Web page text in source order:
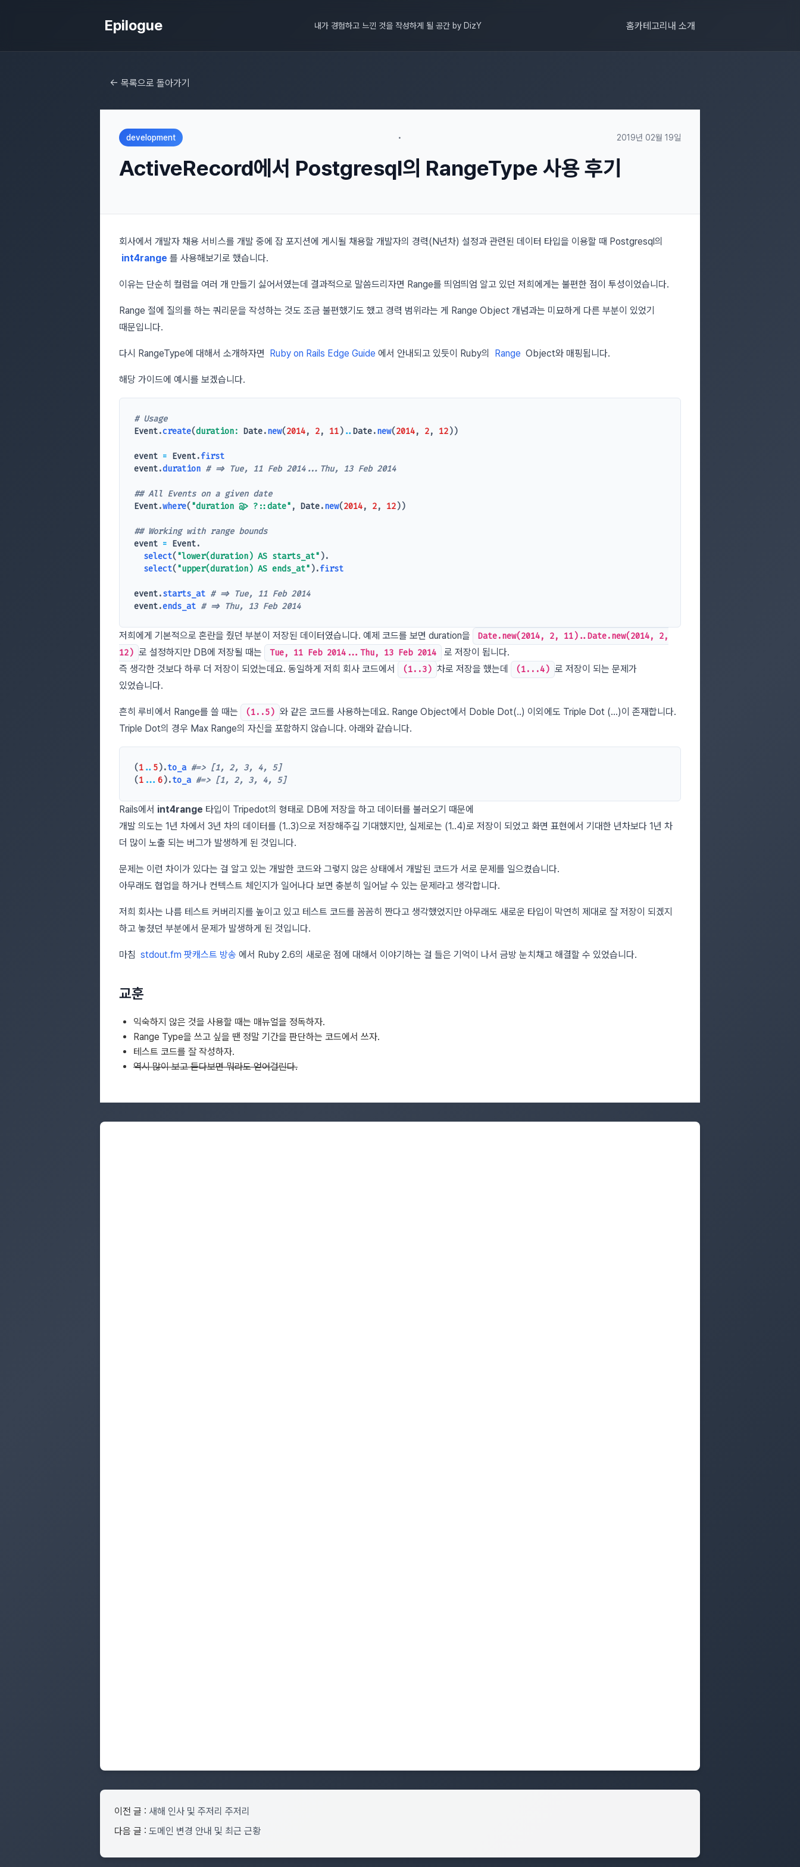
Epilogue 내가 경험하고 느낀 것을 작성하게 될 공간 by DizY 홈카테고리 내 소개
← 목록으로 돌아가기
development • 2019년 02월 19일
ActiveRecord에서 Postgresql의 RangeType 사용 후기
회사에서 개발자 채용 서비스를 개발 중에 잡 포지션에 게시될 채용할 개발자의 경력(N년차) 설정과 관련된 데이터 타입을 이용할 때 Postgresql의
int4range 를 사용해보기로 했습니다.
이유는 단순히 컬럼을 여러 개 만들기 싫어서였는데 결과적으로 말씀드리자면 Range를 띄엄띄엄 알고 있던 저희에게는 불편한 점이 투성이었습니다.
Range 절에 질의를 하는 쿼리문을 작성하는 것도 조금 불편했기도 했고 경력 범위라는 게 Range Object 개념과는 미묘하게 다른 부분이 있었기
때문입니다.
다시 RangeType에 대해서 소개하자면 Ruby on Rails Edge Guide 에서 안내되고 있듯이 Ruby의 Range Object와 매핑됩니다.
해당 가이드에 예시를 보겠습니다.
# Usage
Event.create(duration: Date.new(2014, 2, 11) ..Date.new(2014, 2, 12))
event = Event.first
event.duration # => Tue, 11 Feb 2014...Thu, 13 Feb 2014
## All Events on a given date
Event.where("duration @> ?::date" , Date.new(2014, 2, 12))
## Working with range bounds
event = Event.
select("lower(duration) AS starts_at" ).
select("upper(duration) AS ends_at" ).first
event.starts_at # => Tue, 11 Feb 2014
event.ends_at # => Thu, 13 Feb 2014
저희에게 기본적으로 혼란을 줬던 부분이 저장된 데이터였습니다. 예제 코드를 보면 duration을
Date.new(2014, 2, 11)..Date.new(2014, 2,
12) 로 설정하지만 DB에 저장될 때는 Tue, 11 Feb 2014...Thu, 13 Feb 2014
로 저장이 됩니다.
즉 생각한 것보다 하루 더 저장이 되었는데요. 동일하게 저희 회사 코드에서
(1..3) 차로 저장을 했는데 (1...4) 로 저장이 되는 문제가
있었습니다.
흔히 루비에서 Range를 쓸 때는 (1..5) 와 같은 코드를 사용하는데요. Range Object에서 Doble Dot(..) 이외에도 Triple Dot (…)이 존재합니다.
Triple Dot의 경우 Max Range의 자신을 포함하지 않습니다. 아래와 같습니다.
(1 .. 5).to_a #=> [1, 2, 3, 4, 5]
(1 ... 6).to_a #=> [1, 2, 3, 4, 5]
Rails에서 int4range 타입이 Tripedot의 형태로 DB에 저장을 하고 데이터를 불러오기 때문에
개발 의도는 1년 차에서 3년 차의 데이터를 (1..3)으로 저장해주길 기대했지만, 실제로는 (1..4)로 저장이 되었고 화면 표현에서 기대한 년차보다 1년 차
더 많이 노출 되는 버그가 발생하게 된 것입니다.
문제는 이런 차이가 있다는 걸 알고 있는 개발한 코드와 그렇지 않은 상태에서 개발된 코드가 서로 문제를 일으켰습니다.
아무래도 협업을 하거나 컨텍스트 체인지가 일어나다 보면 충분히 일어날 수 있는 문제라고 생각합니다.
저희 회사는 나름 테스트 커버리지를 높이고 있고 테스트 코드를 꼼꼼히 짠다고 생각했었지만 아무래도 새로운 타입이 막연히 제대로 잘 저장이 되겠지
하고 놓쳤던 부분에서 문제가 발생하게 된 것입니다.
마침 stdout.fm 팟캐스트 방송 에서 Ruby 2.6의 새로운 점에 대해서 이야기하는 걸 들은 기억이 나서 금방 눈치채고 해결할 수 있었습니다.
교훈
익숙하지 않은 것을 사용할 때는 매뉴얼을 정독하자.
Range Type을 쓰고 싶을 땐 정말 기간을 판단하는 코드에서 쓰자.
테스트 코드를 잘 작성하자.
역시 많이 보고 듣다보면 뭐라도 얻어걸린다.
이전 글 : 새해 인사 및 주저리 주저리
다음 글 : 도메인 변경 안내 및 최근 근황